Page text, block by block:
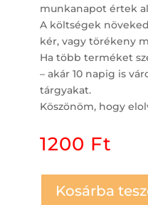
munkanapot értek
A költségek
kér, vagy törékeny
Ha több terméket
– akár 10 napig is
tárgyakat.
Köszönöm, hogy
1200 Ft
Kosárba